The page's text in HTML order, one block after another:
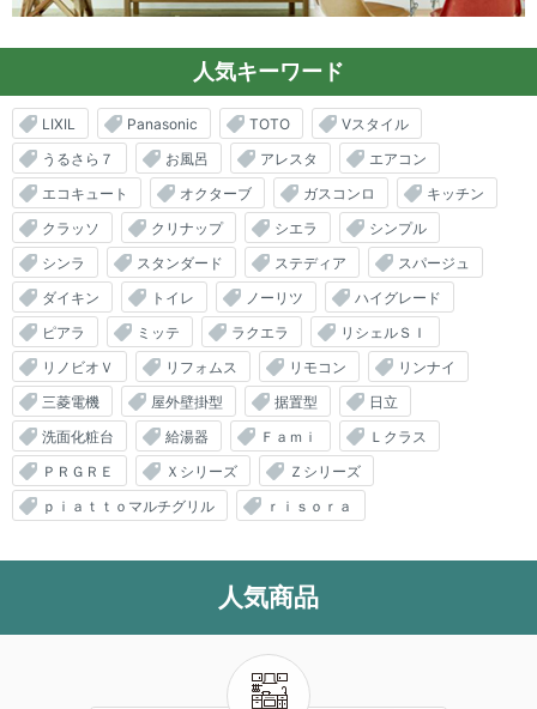
人気キーワード
LIXIL Panasonic TOTO
Vスタイル
うるさら７
お風呂 アレスタ
エアコン
エコキュート
オクターブ ガスコンロ
キッチン
クラッソ
クリナップ シエラ
シンプル
シンラ
スタンダード ステディア
スパージュ
ダイキン
トイレ ノーリツ
ハイグレード
ピアラ
ミッテ ラクエラ
リシェルＳＩ
リノビオＶ
リフォムス リモコン
リンナイ
三菱電機
屋外壁掛型 据置型
日立
洗面化粧台
給湯器 Ｆａｍｉ
Ｌクラス
ＰＲＧＲＥ
Ｘシリーズ
Ｚシリーズ
ｐｉａｔｔｏマルチグリル
ｒｉｓｏｒａ
人気商品